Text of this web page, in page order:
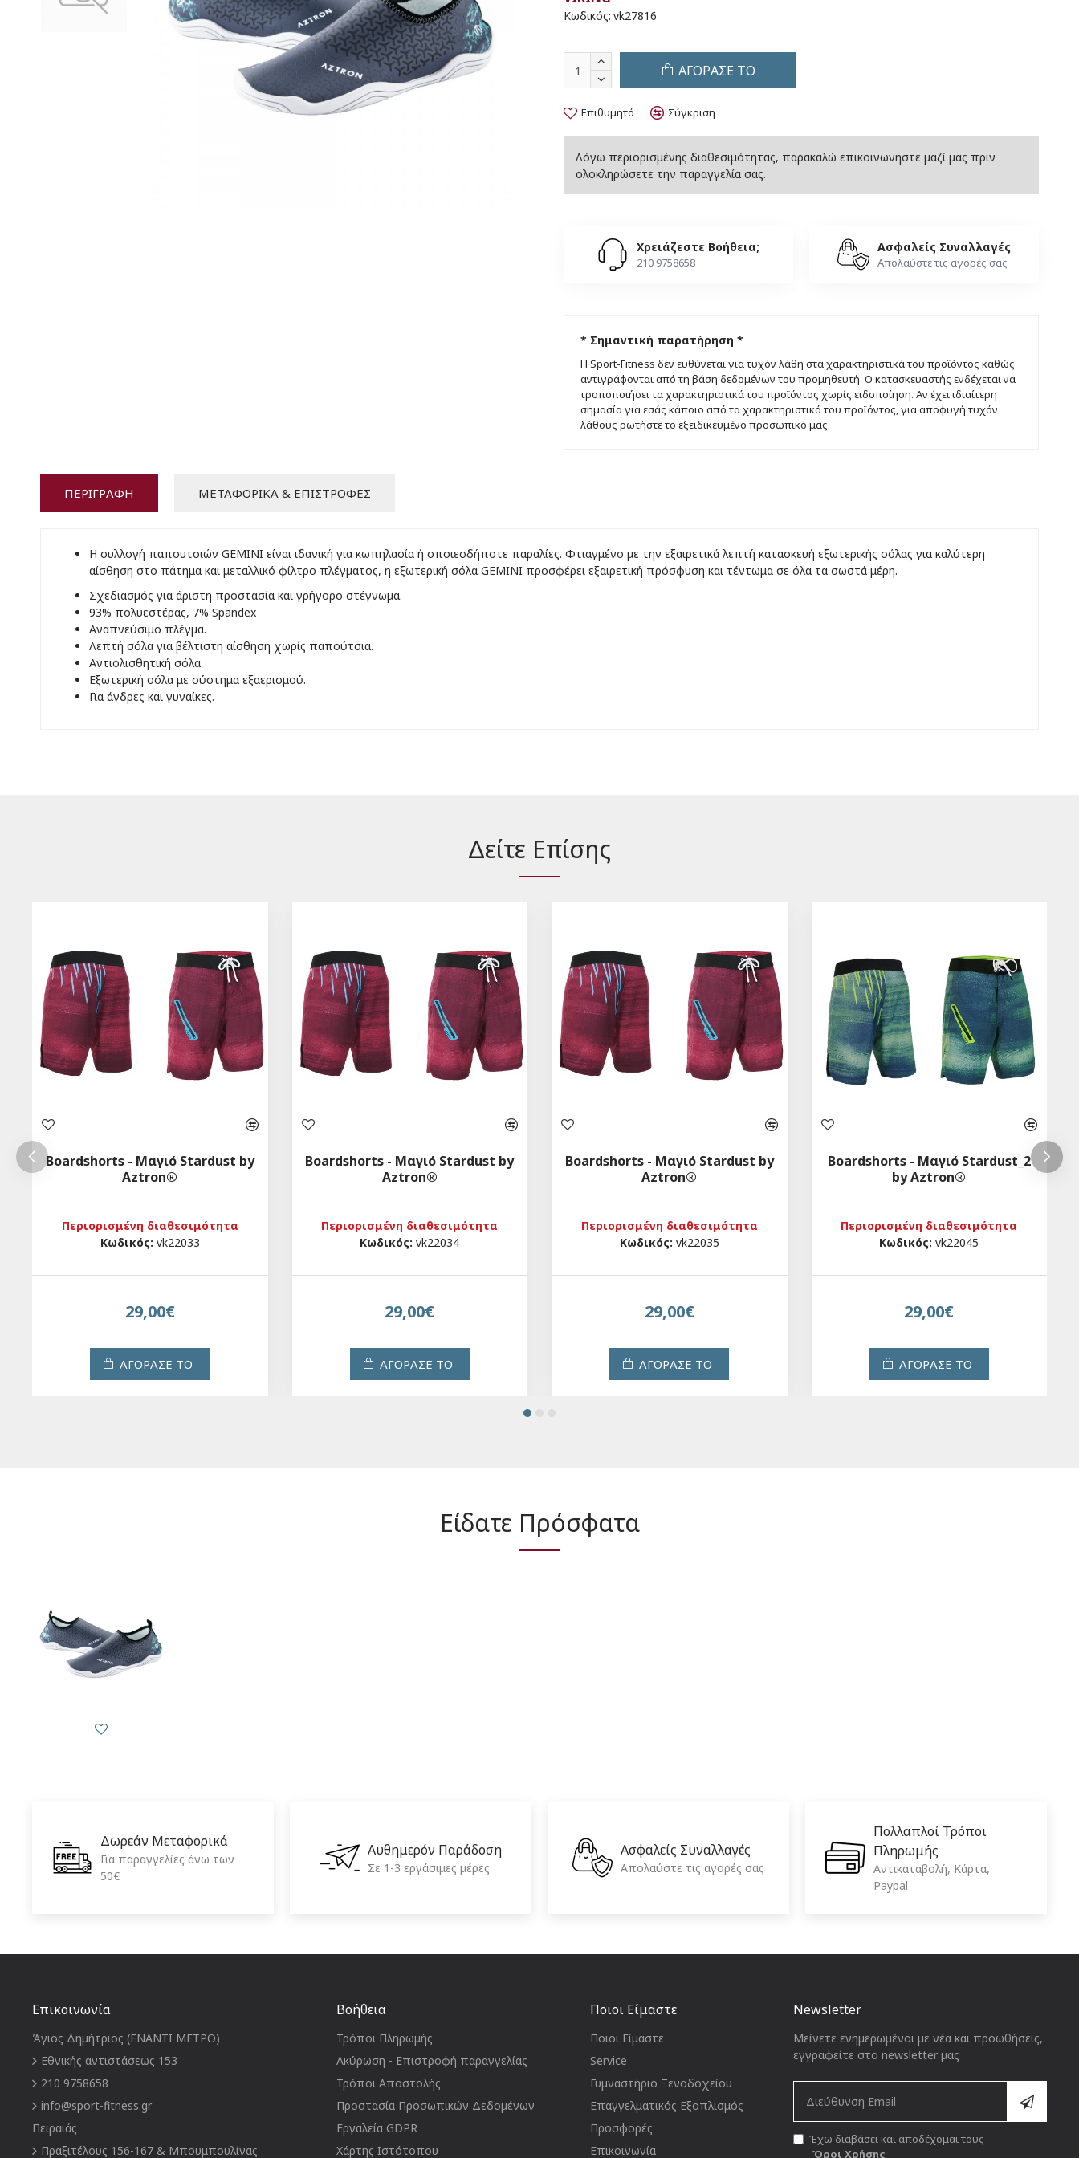
Κωδικός: vk27816
ΑΓΟΡΑΣΕ ΤΟ
Επιθυμητό Σύγκριση
Χρειάζεστε Βοήθεια;
210 9758658
Ασφαλείς Συναλλαγές
Απολαύστε τις αγορές σας
* Σημαντική παρατήρηση *
Η Sport-Fitness δεν ευθύνεται για τυχόν λάθη στα χαρακτηριστικά του προϊόντος καθώς
αντιγράφονται από τη βάση δεδομένων του προμηθευτή. Ο κατασκευαστής ενδέχεται να
τροποποιήσει τα χαρακτηριστικά του προϊόντος χωρίς ειδοποίηση. Αν έχει ιδιαίτερη
σημασία για εσάς κάποιο από τα χαρακτηριστικά του προϊόντος, για αποφυγή τυχόν
λάθους ρωτήστε το εξειδικευμένο προσωπικό μας.
Λόγω περιορισμένης διαθεσιμότητας, παρακαλώ επικοινωνήστε μαζί μας πριν
ολοκληρώσετε την παραγγελία σας.
ΠΕΡΙΓΡΑΦΉ ΜΕΤΑΦΟΡΙΚΆ & ΕΠΙΣΤΡΟΦΈΣ
Η συλλογή παπουτσιών GEMINI είναι ιδανική για κωπηλασία ή οποιεσδήποτε παραλίες. Φτιαγμένο με την εξαιρετικά λεπτή κατασκευή εξωτερικής σόλας για καλύτερη
αίσθηση στο πάτημα και μεταλλικό φίλτρο πλέγματος, η εξωτερική σόλα GEMINI προσφέρει εξαιρετική πρόσφυση και τέντωμα σε όλα τα σωστά μέρη.
Σχεδιασμός για άριστη προστασία και γρήγορο στέγνωμα.
93% πολυεστέρας, 7% Spandex
Αναπνεύσιμο πλέγμα.
Λεπτή σόλα για βέλτιστη αίσθηση χωρίς παπούτσια.
Αντιολισθητική σόλα.
Εξωτερική σόλα με σύστημα εξαερισμού.
Για άνδρες και γυναίκες.
Δείτε Επίσης
Περιορισμένη διαθεσιμότητα
Κωδικός: vk22033
Boardshorts - Μαγιό Stardust by
Aztron®
29,00€
ΑΓΟΡΑΣΕ ΤΟ
Περιορισμένη διαθεσιμότητα
Κωδικός: vk22034
Boardshorts - Μαγιό Stardust by
Aztron®
29,00€
ΑΓΟΡΑΣΕ ΤΟ
Περιορισμένη διαθεσιμότητα
Κωδικός: vk22035
Boardshorts - Μαγιό Stardust by
Aztron®
29,00€
ΑΓΟΡΑΣΕ ΤΟ
Περιορισμένη διαθεσιμότητα
Κωδικός: vk22045
Boardshorts - Μαγιό Stardust_2
by Aztron®
29,00€
ΑΓΟΡΑΣΕ ΤΟ
Είδατε Πρόσφατα
Δωρεάν Μεταφορικά
Για παραγγελίες άνω των
50€
Αυθημερόν Παράδοση
Σε 1-3 εργάσιμες μέρες
Ασφαλείς Συναλλαγές
Απολαύστε τις αγορές σας
Πολλαπλοί Τρόποι
Πληρωμής
Aντικαταβολή, Κάρτα,
Paypal
Επικοινωνία
Άγιος Δημήτριος (ΕΝΑΝΤΙ ΜΕΤΡΟ)
Εθνικής αντιστάσεως 153
210 9758658
info@sport-fitness.gr
Πειραιάς
Πραξιτέλους 156-167 & Μπουμπουλίνας
Βοήθεια
Τρόποι Πληρωμής
Ακύρωση - Επιστροφή παραγγελίας
Τρόποι Αποστολής
Προστασία Προσωπικών Δεδομένων
Εργαλεία GDPR
Χάρτης Ιστότοπου
Ποιοι Είμαστε
Ποιοι Είμαστε
Service
Γυμναστήριο Ξενοδοχείου
Επαγγελματικός Εξοπλισμός
Προσφορές
Επικοινωνία
Newsletter
Μείνετε ενημερωμένοι με νέα και προωθήσεις,
εγγραφείτε στο newsletter μας
Έχω διαβάσει και αποδέχομαι τους
Όροι Χρήσης